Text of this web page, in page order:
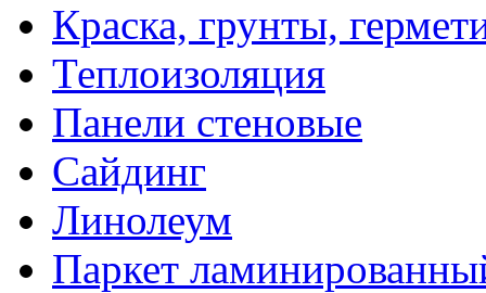
Краска, грунты,
Теплоизоляция
Панели стеновые
Сайдинг
Линолеум
Паркет